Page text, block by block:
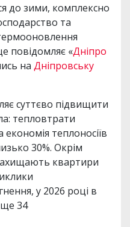
до зими, комплексно
та
повідомляє «Дніпро
на Дніпровську
суттєво підвищити
тепловтрати
теплоносіїв
30%. Окрім
квартири
у 2026 році в
ще 34